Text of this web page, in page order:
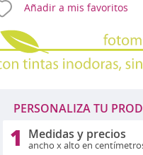
Añadir a mis favoritos
PERSONALIZA TU
1 Medidas y precios
ancho x alto en